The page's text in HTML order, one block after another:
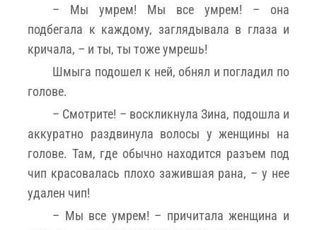
– Мы умрем! Мы все умрем! – она
подбегала к каждому, заглядывала в глаза и
кричала, – и ты, ты тоже умрешь!
Шмыга подошел к ней, обнял и погладил по
голове.
– Смотрите! – воскликнула Зина, подошла и
аккуратно раздвинула волосы у женщины на
голове. Там, где обычно находится разъем под
чип красовалась плохо зажившая рана, – у нее
удален чип!
– Мы все умрем! – причитала женщина и